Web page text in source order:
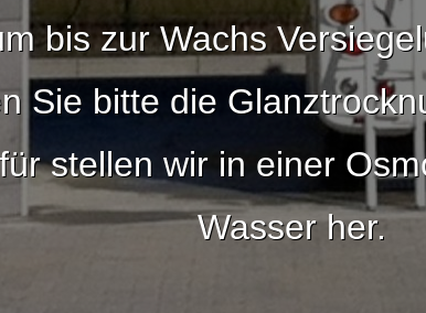
bis zur Wachs
Sie bitte die
stellen wir in einer
Wasser her.